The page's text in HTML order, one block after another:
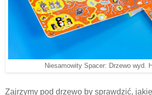
Niesamowity Spacer: Drzewo wyd.
Zajrzymy pod drzewo by sprawdzić,